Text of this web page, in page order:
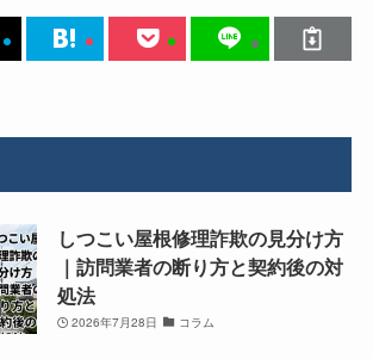
しつこい屋根修理詐欺の見分け方
｜訪問業者の断り方と契約後の対
処法
2026年7月28日 コラム